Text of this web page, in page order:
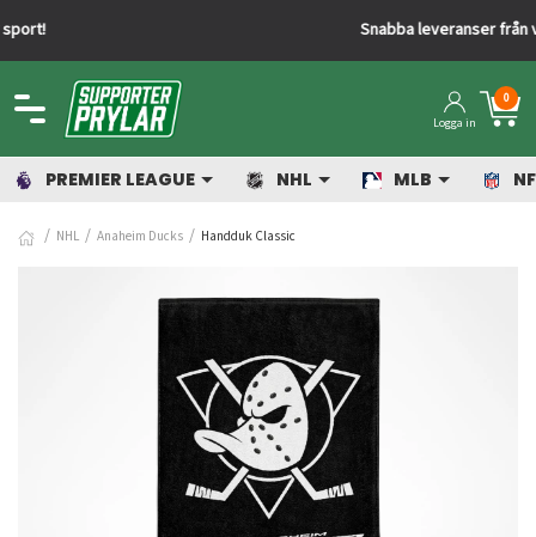
Snabba leveranser från vårt lager
Logga in
0
PREMIER LEAGUE NHL MLB
NHL Anaheim Ducks Handduk Classic